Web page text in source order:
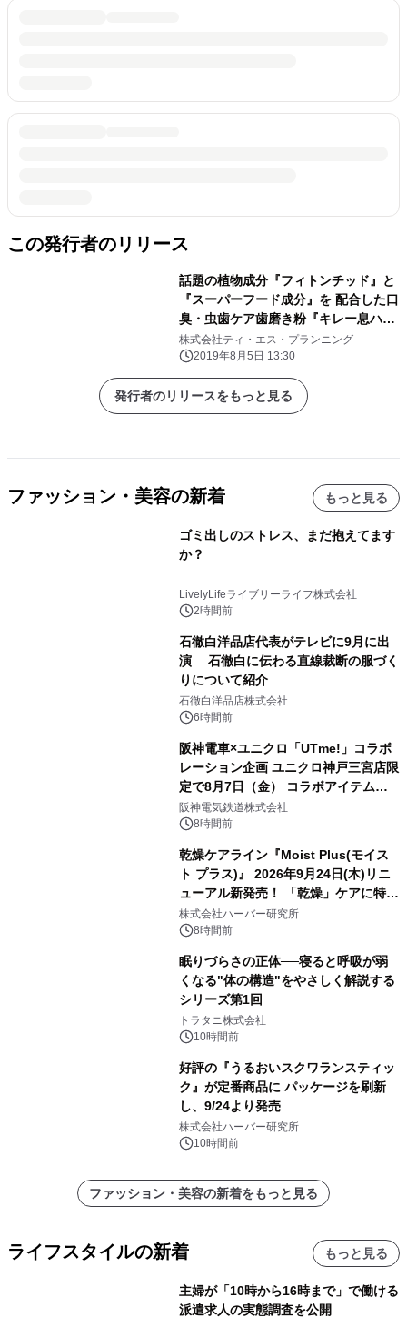
この発行者のリリース
話題の植物成分『フィトンチッド』と
『スーパーフード成分』を 配合した口
臭・虫歯ケア歯磨き粉『キレー息ハミ
ガキ』新発売！！
株式会社ティ・エス・プランニング
2019年8月5日 13:30
発行者のリリースをもっと見る
ファッション・美容の新着 もっと見る
ゴミ出しのストレス、まだ抱えてます
か？
LivelyLifeライブリーライフ株式会社
2時間前
石徹白洋品店代表がテレビに9月に出
演 石徹白に伝わる直線裁断の服づく
りについて紹介
石徹白洋品店株式会社
6時間前
阪神電車×ユニクロ「UTme!」コラボ
レーション企画 ユニクロ神戸三宮店限
定で8月7日（金） コラボアイテムが
発売決定！
阪神電気鉄道株式会社
8時間前
乾燥ケアライン『Moist Plus(モイス
ト プラス)』 2026年9月24日(木)リニ
ューアル新発売！ 「乾燥」ケアに特化
し、ライン使いで潤いに満ちた肌へ
株式会社ハーバー研究所
8時間前
眠りづらさの正体──寝ると呼吸が弱
くなる"体の構造"をやさしく解説する
シリーズ第1回
トラタニ株式会社
10時間前
好評の『うるおいスクワランスティッ
ク』が定番商品に パッケージを刷新
し、9/24より発売
株式会社ハーバー研究所
10時間前
ファッション・美容の新着をもっと見る
ライフスタイルの新着 もっと見る
主婦が「10時から16時まで」で働ける
派遣求人の実態調査を公開